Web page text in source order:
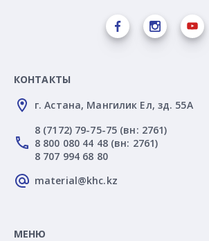
КОНТАКТЫ
г. Астана, Мангилик Ел, зд. 55А
8 (7172) 79-75-75 (вн: 2761)
8 800 080 44 48 (вн: 2761)
8 707 994 68 80
material@khc.kz
МЕНЮ